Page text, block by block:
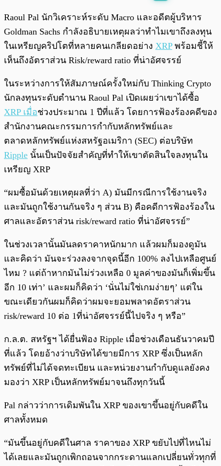
พร้อมเล่น 0:00 /
Raoul Pal นักวิเคราะห์ระดับ Macro และอดีตผู้บริหาร
Goldman Sachs กำลังอธิบายเหตุผลว่าทำไมเขาถึงลงทุน
ในเหรียญคริปโตที่หลายคนเกลียดอย่าง XRPพร้อมชี้ให้
เห็นถึงอัตราส่วน Risk/reward ratio ที่น่าอัศจรรย์
ในระหว่างการให้สัมภาษณ์ครั้งใหม่กับ Thinking Crypto
นักลงทุนระดับตำนาน Raoul Pal เปิดเผยว่าเขาได้ซื้อ
XRP เมื่อช่วงประมาณ 1 ปีที่แล้ว โดยการฟ้องร้องคดีของ
สำนักงานคณะกรรมการกำกับหลักทรัพย์และ
ตลาดหลักทรัพย์แห่งสหรัฐอเมริกา (SEC) ต่อบริษัท
Ripple นั้นเป็นปัจจัยสำคัญที่ทำให้เขาตัดสินใจลงทุนใน
เหรียญ XRP
“ผมซื้อมันด้วยเหตุผลที่ว่า A) มันมีกรณีการใช้งานจริง
และมันถูกใช้งานกันจริง ๆ ส่วน B) คือคดีการฟ้องร้องใน
ศาลและอัตราส่วน risk/reward ratio ที่น่าอัศจรรย์”
ในช่วงเวลานั้นมันลดราคาหนักมาก แล้วผมก็มองดูมัน
และคิดว่า มันจะร่วงลงจากจุดนี้อีก 100% ลงไปเหลือศูนย์
ไหม ? แต่ถ้าหากมันไม่ร่วงเหลือ 0 มูลค่าของมันก็เพิ่มขึ้น
อีก 10 เท่า’ และผมก็คิดว่า ‘นั่นไม่ใช่เกมง่ายๆ’ แต่ใน
ขณะเดียวกันผมก็คิดว่าผมจะยอมพลาดอัตราส่วน
risk/reward 10 ต่อ 1ที่น่าอัศจรรย์นี้ไปจริง ๆ หรือ”
ก.ล.ต. สหรัฐฯ ได้ยื่นฟ้อง Ripple เมื่อช่วงเดือนธันวาคมปี
ที่แล้ว โดยอ้างว่าบริษัทได้ขายมีการ XRP ซึ่งเป็นหลัก
ทรัพย์ที่ไม่ได้จดทะเบียน และหน่วยงานกำกับดูแลยังคง
มองว่า XRP เป็นหลักทรัพย์มาจนถึงทุกวันนี้
Pal กล่าวว่าการเดิมพันใน XRP ของเขาขึ้นอยู่กับคดีใน
ศาลทั้งหมด
“มันขึ้นอยู่กับคดีในศาล ราคาของ XRP ขยับไปที่ไหนไม่
ได้เลยและมันถูกเพิกถอนจากกระดานแลกเปลี่ยนทั่วทุกที่